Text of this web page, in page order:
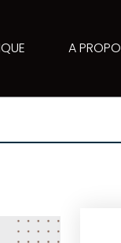
A